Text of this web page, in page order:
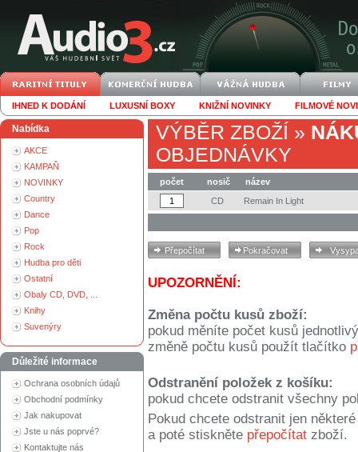
IHNED K DODÁNÍ LUXUSNÍ BOXY KNIŽNÍ NOVINKY FILMOVÉ
Nabídka
AKCE
KAMPAŇ
NOVINKY
Country
Dance
Pop
Rock
Hudba pro děti
Ostatní
Obaly CD, DVD, ...
Knihy
Suvenýry
Důležité informace
Ochrana osobních údajů
Obchodní podmínky
Jak nakupovat
Jste u nás poprvé?
Kontaktujte nás
VÝBĚR ZBOŽÍ »
OBJEDNÁVKY
počet nosič
název
CD
Remain In Light
UPOZORNĚNÍ:
Změna počtu kusů zboží:
pokud měníte počet kusů
změně počtu kusů použít tlačítko
Odstranění položek z košíku:
pokud chcete odstranit všechny
Pokud chcete odstranit jen
a poté stiskněte přepočítat zboží.